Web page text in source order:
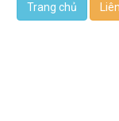
Trang chủ